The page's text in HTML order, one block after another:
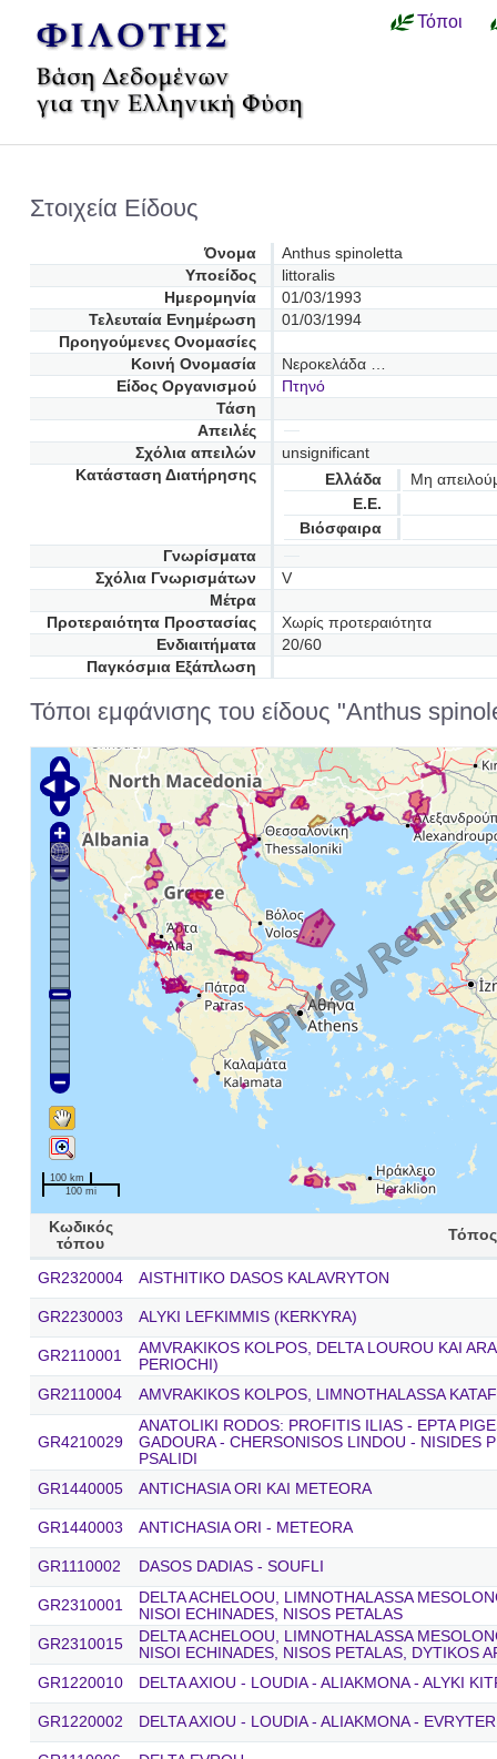
Τόποι
Στοιχεία Είδους
Όνομα
Anthus spinoletta
Υποείδος
littoralis
Ημερομηνία
01/03/1993
Τελευταία Ενημέρωση
01/03/1994
Προηγούμενες Oνομασίες
Κοινή Ονομασία
Νεροκελάδα …
Είδος Οργανισμού
Πτηνό
Τάση
Απειλές
Σχόλια απειλών
unsignificant
Κατάσταση Διατήρησης
Ελλάδα
Μη
Ε.Ε.
Βιόσφαιρα
Γνωρίσματα
Σχόλια Γνωρισμάτων
V
Μέτρα
Προτεραιότητα Προστασίας
Χωρίς προτεραιότητα
Ενδιαιτήματα
20/60
Παγκόσμια Εξάπλωση
Τόποι εμφάνισης του είδους "Anthus
100 km
100 mi
Κωδικός
τόπου
Τόπος
GR2320004 AISTHITIKO DASOS KALAVRYTON
GR2230003 ALYKI LEFKIMΜIS (KERKYRA)
GR2110001
AMVRAKIKOS KOLPOS, DELTA LOUROU KAI
PERIOCHI)
GR2110004
AMVRAKIKOS KOLPOS, LIMNOTHALASSA
GR4210029
ANATOLIKI RODOS: PROFITIS ILIAS - EPTA
GADOURA - CHERSONISOS LINDOU - NISIDES
PSALIDI
GR1440005
ANTICHASIA ORI KAI METEORA
GR1440003 ANTICHASIA ORI - METEORA
GR1110002 DASOS DADIAS - SOUFLI
GR2310001
DELTA ACHELOOU, LIMNOTHALASSA
NISOI ECHINADES, NISOS PETALAS
GR2310015
DELTA ACHELOOU, LIMNOTHALASSA
NISOI ECHINADES, NISOS PETALAS, DYTIKOS
GR1220010
DELTA AXIOU - LOUDIA - ALIAKMONA - ALYKI
GR1220002 DELTA AXIOU - LOUDIA - ALIAKMONA -